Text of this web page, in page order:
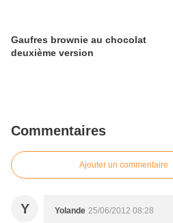
Gaufres brownie au chocolat
deuxième version
Commentaires
Ajouter un commentaire
Y Yolande 25/06/2012 08:28